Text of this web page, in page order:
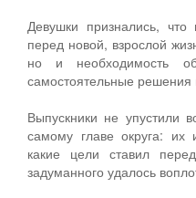
Девушки признались, что
перед новой, взрослой
но и необходимость
самостоятельные решения
Выпускники не упустили
самому главе округа: их
какие цели ставил
задуманного удалось